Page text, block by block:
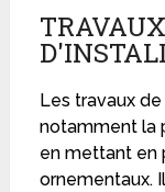
Les travaux
notamment la
en mettant en
ornementaux.